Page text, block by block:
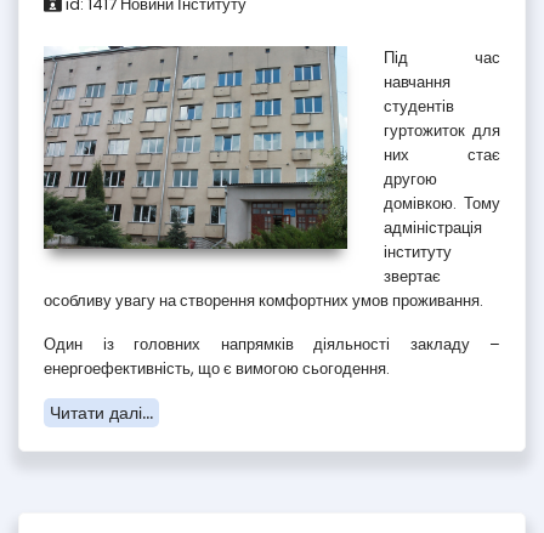
Під час
навчання
студентів
гуртожиток для
них стає
другою
домівкою. Тому
адміністрація
інституту
звертає
особливу увагу на створення комфортних умов проживання.
Один із головних напрямків діяльності закладу –
енергоефективність, що є вимогою сьогодення.
Читати далі...